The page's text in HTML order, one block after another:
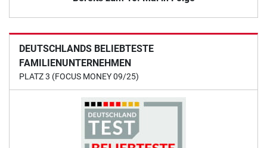
DEUTSCHLANDS BELIEBTESTE
FAMILIENUNTERNEHMEN
PLATZ 3 (FOCUS MONEY 09/25)